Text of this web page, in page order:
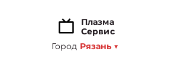
Плазма
Сервис
Город Рязань ▼